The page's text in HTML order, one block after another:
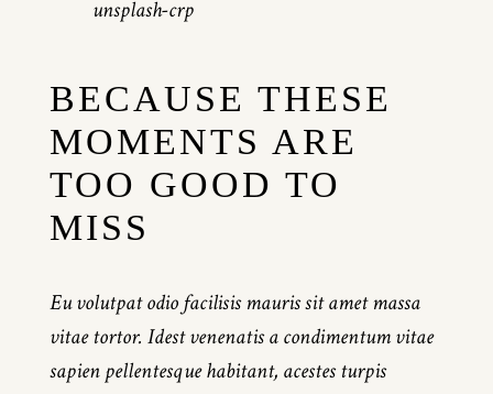
BECAUSE THESE
MOMENTS ARE
TOO GOOD TO
MISS
Eu volutpat odio facilisis mauris sit amet massa
vitae tortor. Idest venenatis a condimentum vitae
sapien pellentesque habitant, acestes turpis